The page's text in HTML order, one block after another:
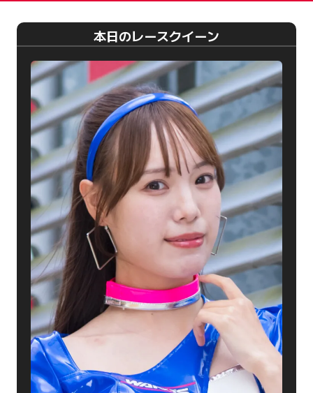
本日のレースクイーン